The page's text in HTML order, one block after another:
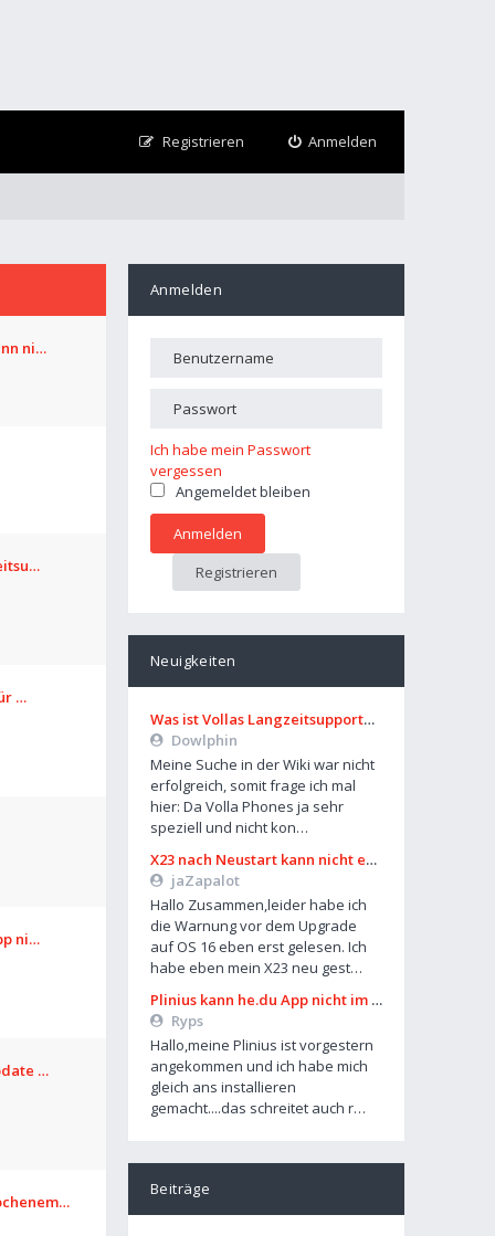
Anmelden
Registrieren
Anmelden
Ich habe mein Passwort
vergessen
Angemeldet bleiben
Registrieren
Neuigkeiten
Was ist Vollas Langzeitsupportplan?
Dowlphin
Meine Suche in der Wiki war nicht
erfolgreich, somit frage ich mal
hier: Da Volla Phones ja sehr
speziell und nicht kon…
X23 nach Neustart kann nicht entsperrt werden
jaZapalot
Hallo Zusammen,leider habe ich
die Warnung vor dem Upgrade
auf OS 16 eben erst gelesen. Ich
habe eben mein X23 neu gest…
Plinius kann he.du App nicht im Playstore finden
Ryps
Hallo,meine Plinius ist vorgestern
angekommen und ich habe mich
gleich ans installieren
gemacht....das schreitet auch r…
Beiträge
ni…
…
ni…
…